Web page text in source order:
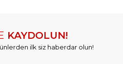
KAYDOLUN!
ilk siz haberdar olun!